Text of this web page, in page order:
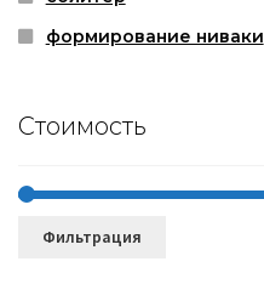
формирование ниваки
Стоимость
Фильтрация